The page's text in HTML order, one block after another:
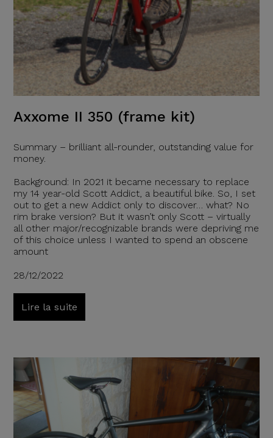
Axxome II 350 (frame kit)
Summary – brilliant all-rounder, outstanding value for
money.
Background: In 2021 it became necessary to replace
my 14 year-old Scott Addict, a beautiful bike. So, I set
out to get a new Addict only to discover… what? No
rim brake version? But it wasn’t only Scott – virtually
all other major/recognizable brands were depriving me
of this choice unless I wanted to spend an obscene
amount
28/12/2022
Lire la suite